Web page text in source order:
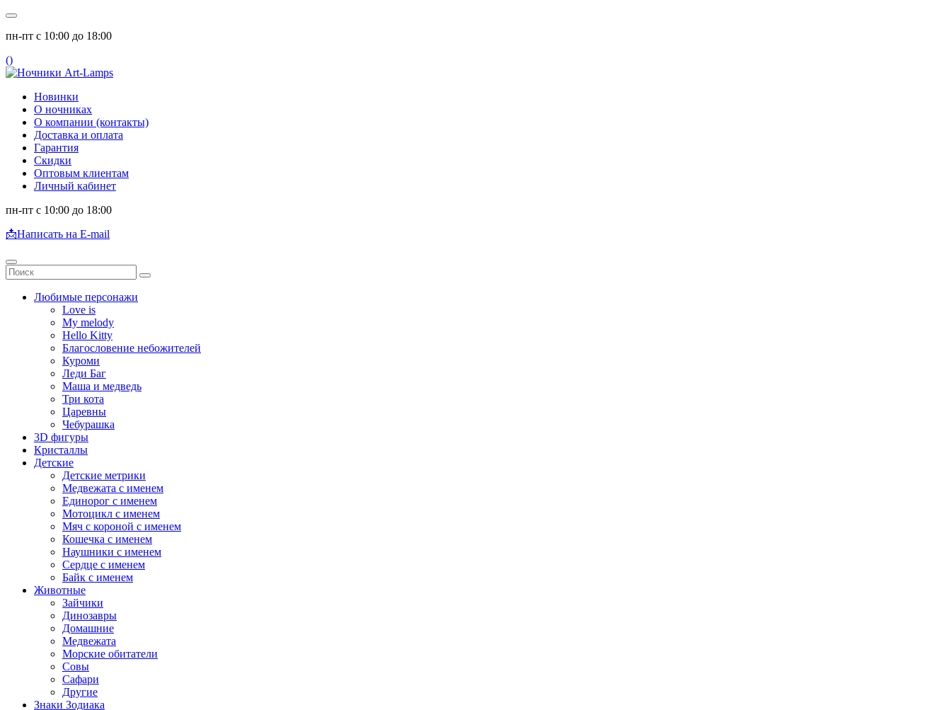
пн-пт с 10:00 до 18:00
()
Новинки
О ночниках
О компании (контакты)
Доставка и оплата
Гарантия
Скидки
Оптовым клиентам
Личный кабинет
пн-пт с 10:00 до 18:00
📩Написать на E-mail
Любимые персонажи
Love is
My melody
Hello Kitty
Благословение небожителей
Куроми
Леди Баг
Маша и медведь
Три кота
Царевны
Чебурашка
3D фигуры
Кристаллы
Детские
Детские метрики
Медвежата с именем
Единорог с именем
Мотоцикл с именем
Мяч с короной с именем
Кошечка с именем
Наушники с именем
Сердце с именем
Байк с именем
Животные
Зайчики
Динозавры
Домашние
Медвежата
Морские обитатели
Совы
Сафари
Другие
Знаки Зодиака